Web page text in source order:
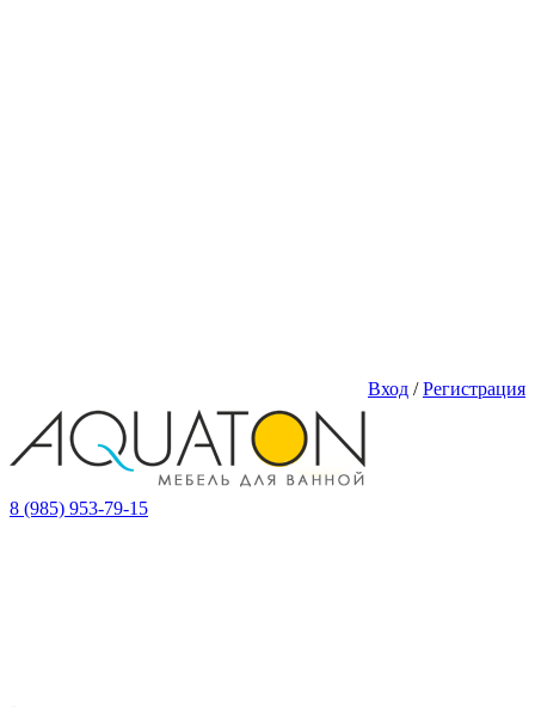
Вход /Регистрация
8 (985) 953-79-15